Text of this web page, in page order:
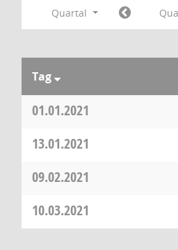
Quartal
Tag
01.01.2021
13.01.2021
09.02.2021
10.03.2021